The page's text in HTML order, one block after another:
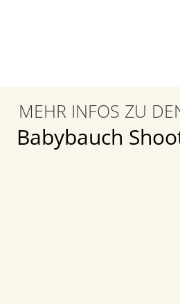
MEHR INFOS ZU
Babybauch